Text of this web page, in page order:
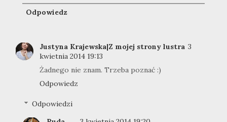
Odpowiedz
Justyna Krajewska|Z mojej strony lustra 3
kwietnia 2014 19:13
Żadnego nie znam. Trzeba poznać :)
Odpowiedz
Odpowiedzi